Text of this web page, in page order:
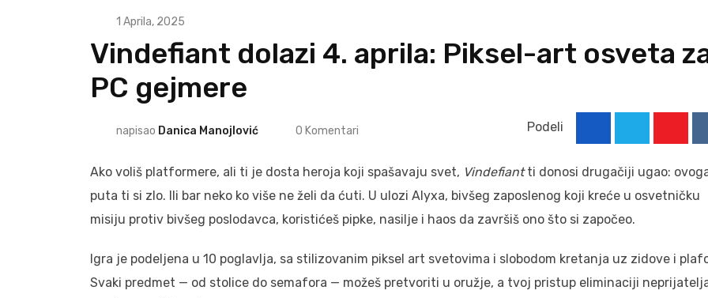
1 Aprila, 2025
Vindefiant dolazi 4. aprila: Piksel-art osveta
PC gejmere
napisao Danica Manojlović 0 Komentari Podeli
Ako voliš platformere, ali ti je dosta heroja koji spašavaju svet, Vindefiantti donosi drugačiji ugao:
puta ti si zlo. Ili bar neko ko više ne želi da ćuti. U ulozi Alyxa, bivšeg zaposlenog koji kreće u osvetničku
misiju protiv bivšeg poslodavca, koristićeš pipke, nasilje i haos da završiš ono što si započeo.
Igra je podeljena u 10 poglavlja, sa stilizovanim piksel art svetovima i slobodom kretanja uz zidove i
Svaki predmet — od stolice do semafora — možeš pretvoriti u oružje, a tvoj pristup eliminaciji